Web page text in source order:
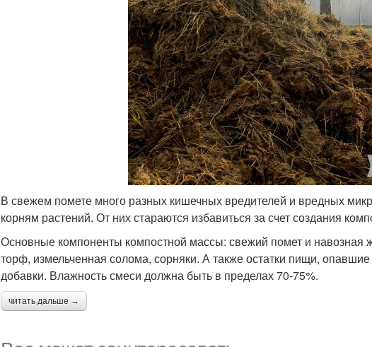
В свежем помете много разных кишечных вредителей и вредных
корням растений. От них стараются избавиться за счет создания
Основные компоненты компостной массы: свежий помет и навозная
торф, измельченная солома, сорняки. А также остатки пищи,
добавки. Влажность смеси должна быть в пределах 70-75%.
читать дальше →